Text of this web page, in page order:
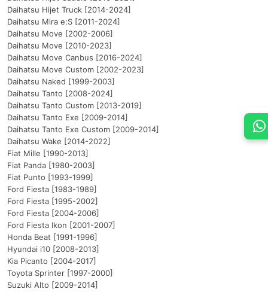
Daihatsu Hijet Truck [2014-2024]
Daihatsu Mira e:S [2011-2024]
Daihatsu Move [2002-2006]
Daihatsu Move [2010-2023]
Daihatsu Move Canbus [2016-2024]
Daihatsu Move Custom [2002-2023]
Daihatsu Naked [1999-2003]
Daihatsu Tanto [2008-2024]
Daihatsu Tanto Custom [2013-2019]
Daihatsu Tanto Exe [2009-2014]
Daihatsu Tanto Exe Custom [2009-2014]
Daihatsu Wake [2014-2022]
Fiat Mille [1990-2013]
Fiat Panda [1980-2003]
Fiat Punto [1993-1999]
Ford Fiesta [1983-1989]
Ford Fiesta [1995-2002]
Ford Fiesta [2004-2006]
Ford Fiesta Ikon [2001-2007]
Honda Beat [1991-1996]
Hyundai i10 [2008-2013]
Kia Picanto [2004-2017]
Toyota Sprinter [1997-2000]
Suzuki Alto [2009-2014]